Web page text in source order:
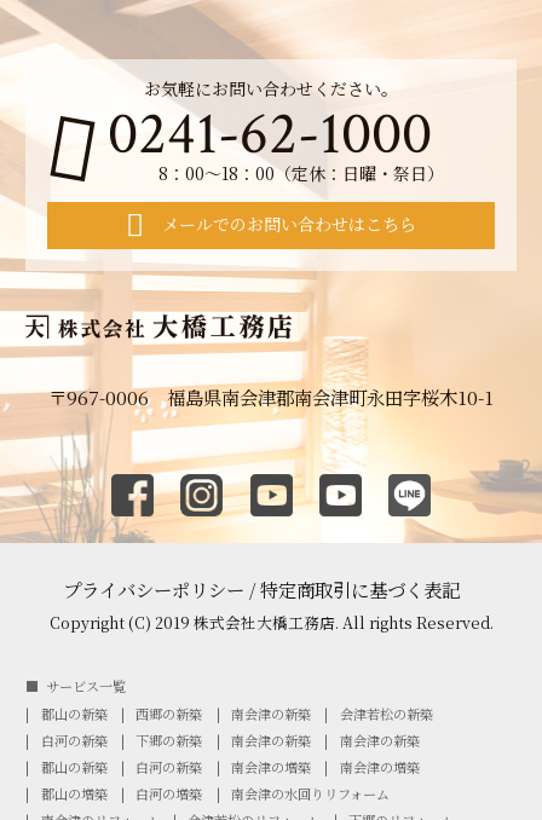
〒967-0006 福島県南会津郡南会津町永田字桜木10-1
お気軽にお問い合わせください。
0241-62-1000
8：00～18：00（定休：日曜・祭日）
メールでのお問い合わせはこちら
プライバシーポリシー /特定商取引に基づく表記
Copyright (C) 2019 株式会社大橋工務店. All rights Reserved.
サービス一覧
郡山の新築
西郷の新築 南会津の新築
会津若松の新築
白河の新築
下郷の新築 南会津の新築
南会津の新築
郡山の新築
白河の新築 南会津の増築
南会津の増築
郡山の増築
白河の増築
南会津の水回りリフォーム